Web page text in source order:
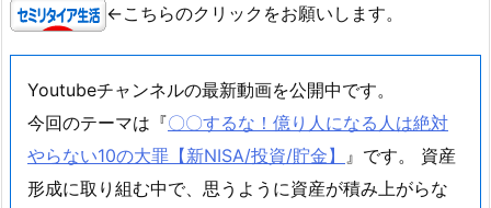
←こちらのクリックをお願いします。
Youtubeチャンネルの最新動画を公開中です。
今回のテーマは『〇〇するな！億り人になる人は絶対
やらない10の大罪【新NISA/投資/貯金】
』です。 資産
形成に取り組む中で、思うように資産が積み上がらな